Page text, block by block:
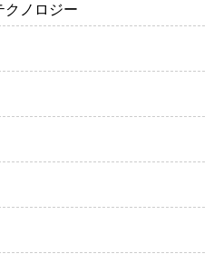
クノロジー